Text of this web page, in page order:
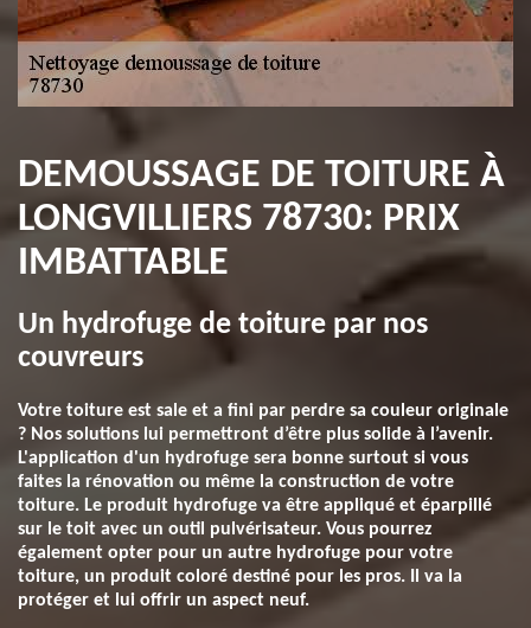
DEMOUSSAGE DE TOITURE À
LONGVILLIERS 78730: PRIX
IMBATTABLE
Un hydrofuge de toiture par nos
couvreurs
Votre toiture est sale et a fini par perdre sa couleur originale
? Nos solutions lui permettront d’être plus solide à l’avenir.
L'application d'un hydrofuge sera bonne surtout si vous
faites la rénovation ou même la construction de votre
toiture. Le produit hydrofuge va être appliqué et éparpillé
sur le toit avec un outil pulvérisateur. Vous pourrez
également opter pour un autre hydrofuge pour votre
toiture, un produit coloré destiné pour les pros. Il va la
protéger et lui offrir un aspect neuf.